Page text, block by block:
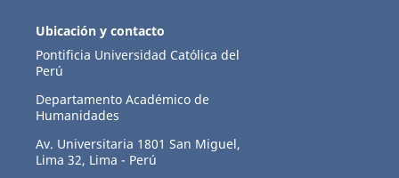
Ubicación y contacto
Pontificia Universidad Católica del
Perú
Departamento Académico de
Humanidades
Av. Universitaria 1801 San Miguel,
Lima 32, Lima - Perú